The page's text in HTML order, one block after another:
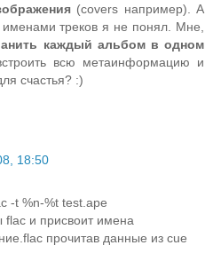
(covers например). А
именами треков я не понял. Мне,
каждый альбом в одном
всю метаинформацию и
счастья? :)
18:50
-t %n-%t test.ape
и присвоит имена
прочитав данные из cue